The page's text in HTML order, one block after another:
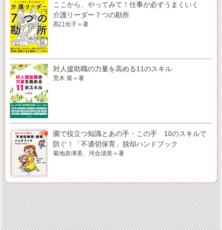
ここから、やってみて！仕事が必ずうまくいく
介護リーダー７つの勘所
髙口光子＝著
対人援助職の力量を高める11のスキル
荒木 篤＝著
園で役立つ知識とあの手・この手 10のスキルで
防ぐ！「不適切保育」脱却ハンドブック
菊地奈津美、河合清美＝著